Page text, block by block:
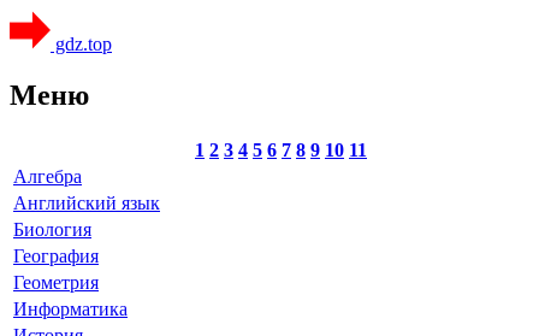
gdz.top
Меню
1 2 3 4 5 6 7 8 9 10 11
Алгебра
Английский язык
Биология
География
Геометрия
Информатика